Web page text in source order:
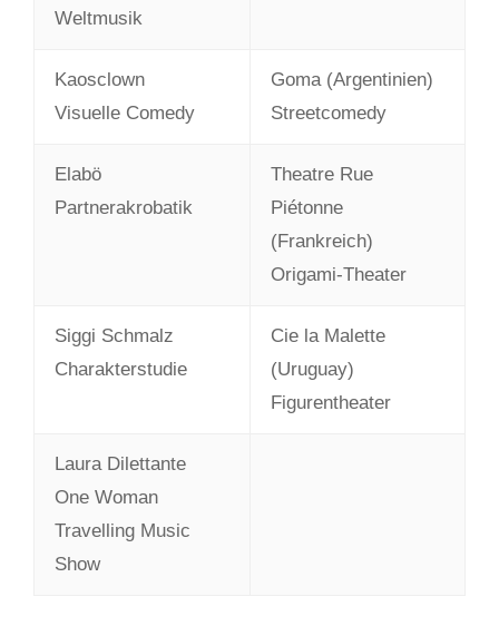
Weltmusik
Kaosclown
Visuelle Comedy
Goma (Argentinien)
Streetcomedy
Elabö
Partnerakrobatik
Theatre Rue
Piétonne
(Frankreich)
Origami-Theater
Siggi Schmalz
Charakterstudie
Cie la Malette
(Uruguay)
Figurentheater
Laura Dilettante
One Woman
Travelling Music
Show